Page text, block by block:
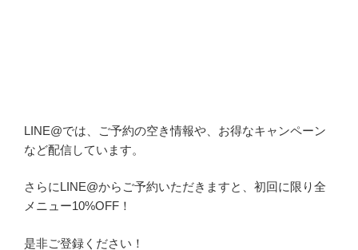
LINE@では、ご予約の空き情報や、お得なキャンペーン
など配信しています。
さらにLINE@からご予約いただきますと、初回に限り全
メニュー10%OFF！
是非ご登録ください！